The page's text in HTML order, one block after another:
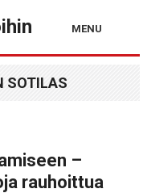
MENU
SOTILAS
–
rauhoittua